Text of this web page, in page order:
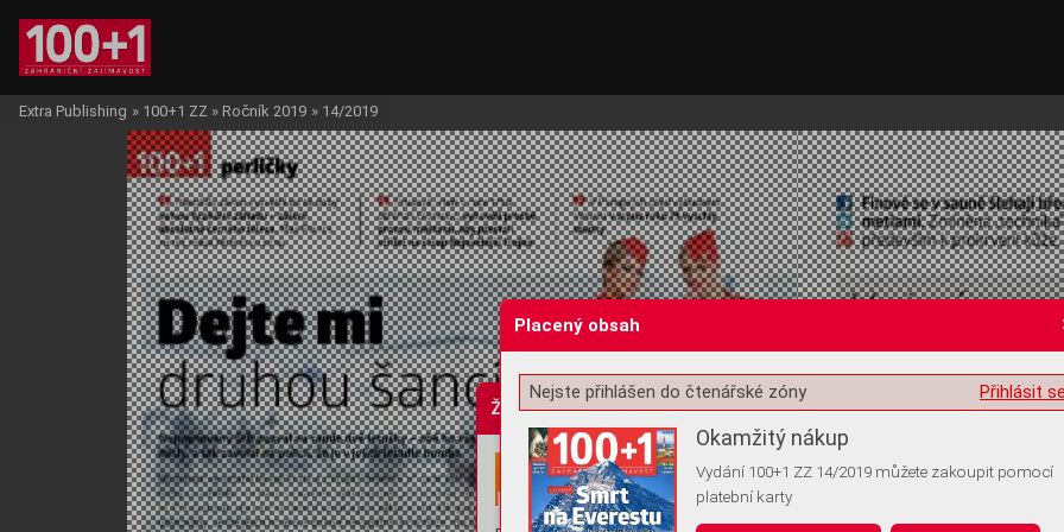
Žádost o souhlas s ukládáním volitelných informací
Extra Publishing » 100+1 ZZ » Ročník 2019 » 14/2019
Placený obsah
Přihlásit
Nejste přihlášen do čtenářské zóny
Okamžitý nákup
Vydání 100+1 ZZ 14/2019 můžete zakoupit pomocí
platební karty